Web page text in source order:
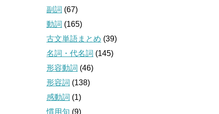
副詞 (67)
動詞 (165)
古文単語まとめ (39)
名詞・代名詞 (145)
形容動詞 (46)
形容詞 (138)
感動詞 (1)
慣用句 (9)